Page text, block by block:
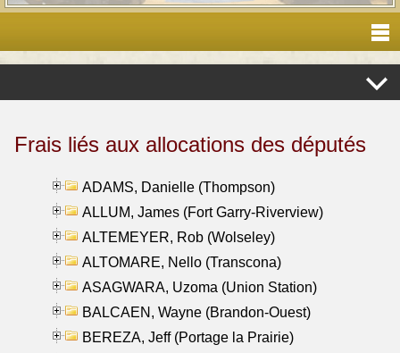
Frais liés aux allocations des députés
ADAMS, Danielle (Thompson)
ALLUM, James (Fort Garry-Riverview)
ALTEMEYER, Rob (Wolseley)
ALTOMARE, Nello (Transcona)
ASAGWARA, Uzoma (Union Station)
BALCAEN, Wayne (Brandon-Ouest)
BEREZA, Jeff (Portage la Prairie)